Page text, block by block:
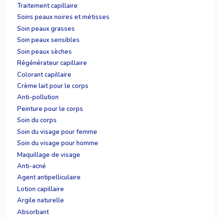
Traitement capillaire
Soins peaux noires et métisses
Soin peaux grasses
Soin peaux sensibles
Soin peaux sèches
Régénérateur capillaire
Colorant capillaire
Crème lait pour le corps
Anti-pollution
Peinture pour le corps
Soin du corps
Soin du visage pour femme
Soin du visage pour homme
Maquillage de visage
Anti-acné
Agent antipelliculaire
Lotion capillaire
Argile naturelle
Absorbant